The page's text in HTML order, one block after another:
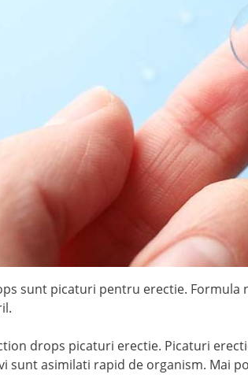
sunt picaturi pentru erectie. Formula
drops picaturi erectie. Picaturi
sunt asimilati rapid de organism. Mai